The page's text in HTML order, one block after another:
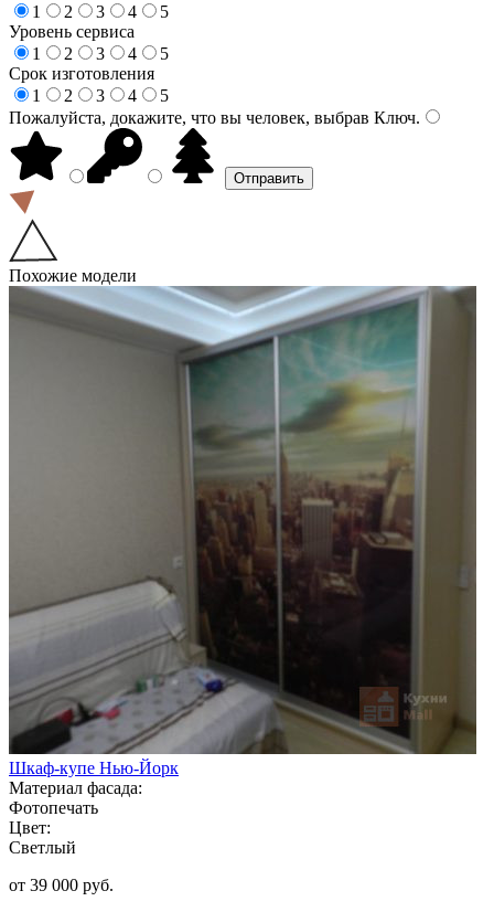
1
2 3 4
5
Уровень сервиса
1
2 3 4
5
Срок изготовления
1
2 3 4
5
Пожалуйста, докажите, что вы человек, выбрав Ключ.
Похожие модели
Шкаф-купе Нью-Йорк
Материал фасада:
Фотопечать
Цвет:
Светлый
от 39 000 руб.